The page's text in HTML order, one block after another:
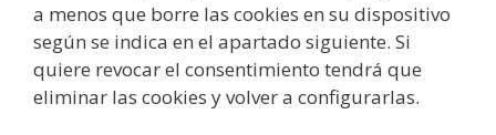
a menos que borre las cookies en su dispositivo
según se indica en el apartado siguiente. Si
quiere revocar el consentimiento tendrá que
eliminar las cookies y volver a configurarlas.